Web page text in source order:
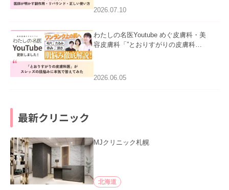
た。
2026.07.10
わたしの名医Youtube めぐ皮膚科・美
容皮膚科「”とおりすがりの皮膚科
2026.06.05
最新クリニック
MJクリニック札幌
北海道